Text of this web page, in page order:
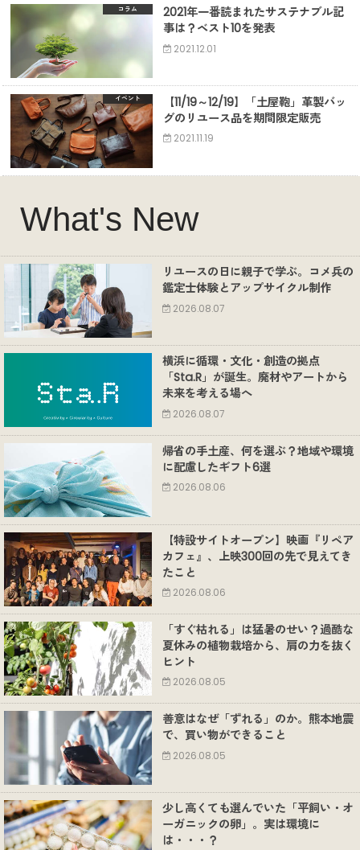
コラム
2021年一番読まれたサステナブル記
事は？ベスト10を発表
2021.12.01
イベント
【11/19～12/19】「土屋鞄」革製バッ
グのリユース品を期間限定販売
2021.11.19
What's New
リユースの日に親子で学ぶ。コメ兵の
鑑定士体験とアップサイクル制作
2026.08.07
横浜に循環・文化・創造の拠点
「Sta.R」が誕生。廃材やアートから
未来を考える場へ
2026.08.07
帰省の手土産、何を選ぶ？地域や環境
に配慮したギフト6選
2026.08.06
【特設サイトオープン】映画『リペア
カフェ』、上映300回の先で見えてき
たこと
2026.08.06
「すぐ枯れる」は猛暑のせい？過酷な
夏休みの植物栽培から、肩の力を抜く
ヒント
2026.08.05
善意はなぜ「ずれる」のか。熊本地震
で、買い物ができること
2026.08.05
少し高くても選んでいた「平飼い・オ
ーガニックの卵」。実は環境に
は・・・？